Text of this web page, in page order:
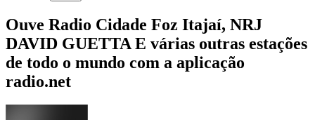
Ouve Radio Cidade Foz Itajaí, NRJ
DAVID GUETTA E várias outras estações
de todo o mundo com a aplicação
radio.net